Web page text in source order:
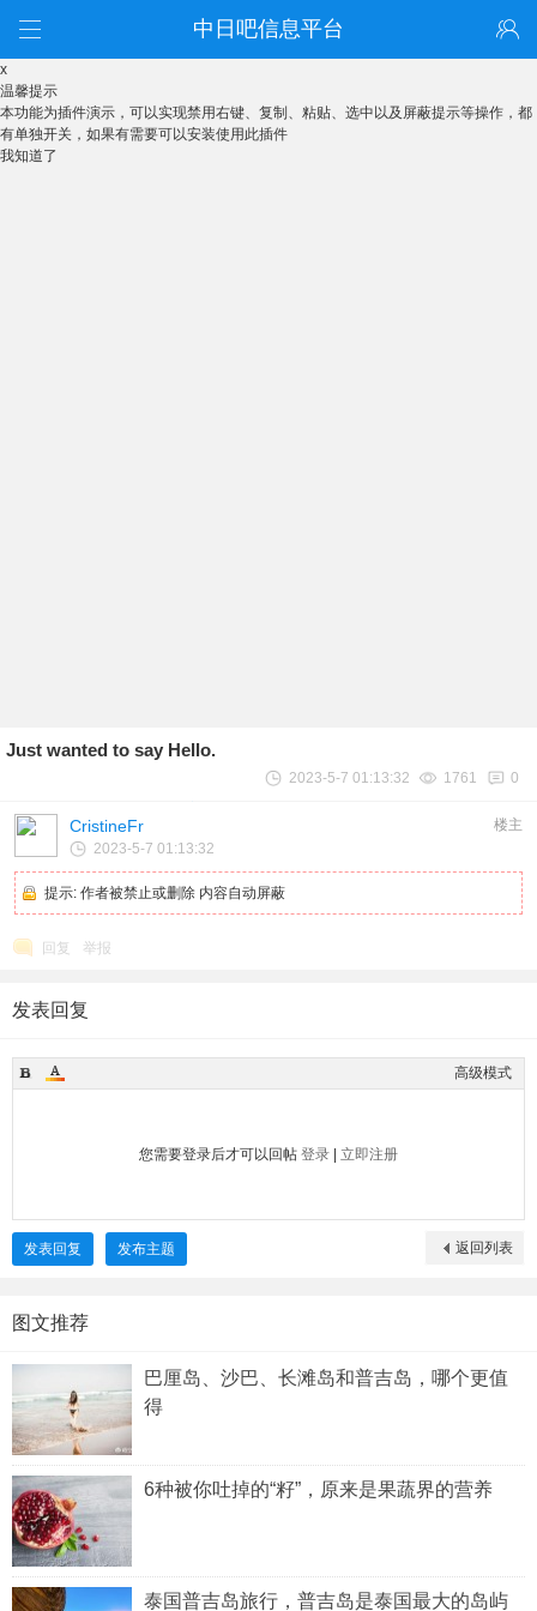
中日吧信息平台
x
温馨提示
本功能为插件演示，可以实现禁用右键、复制、粘贴、选中以及屏蔽提示等操作，都
有单独开关，如果有需要可以安装使用此插件
我知道了
Just wanted to say Hello.
2023-5-7 01:13:32 1761 0
CristineFr
楼主
2023-5-7 01:13:32
提示: 作者被禁止或删除 内容自动屏蔽
回复 举报
发表回复
高级模式
您需要登录后才可以回帖 登录 立即注册
返回列表
发表回复 发布主题
图文推荐
巴厘岛、沙巴、长滩岛和普吉岛，哪个更值
得
6种被你吐掉的“籽”，原来是果蔬界的营养
泰国普吉岛旅行，普吉岛是泰国最大的岛屿